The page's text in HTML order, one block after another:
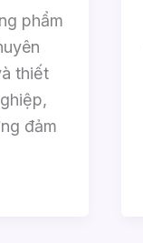
phẩm
thiết
đảm